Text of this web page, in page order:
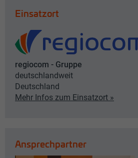
Einsatzort
regiocom - Gruppe
deutschlandweit
Deutschland
Mehr Infos zum Einsatzort »
Ansprechpartner